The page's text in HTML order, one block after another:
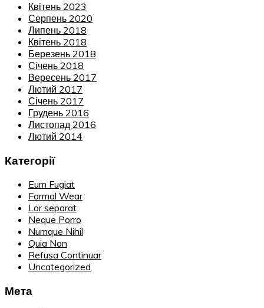
Квітень 2023
Серпень 2020
Липень 2018
Квітень 2018
Березень 2018
Січень 2018
Вересень 2017
Лютий 2017
Січень 2017
Грудень 2016
Листопад 2016
Лютий 2014
Категорії
Eum Fugiat
Formal Wear
Lor separat
Neque Porro
Numque Nihil
Quia Non
Refusa Continuar
Uncategorized
Мета